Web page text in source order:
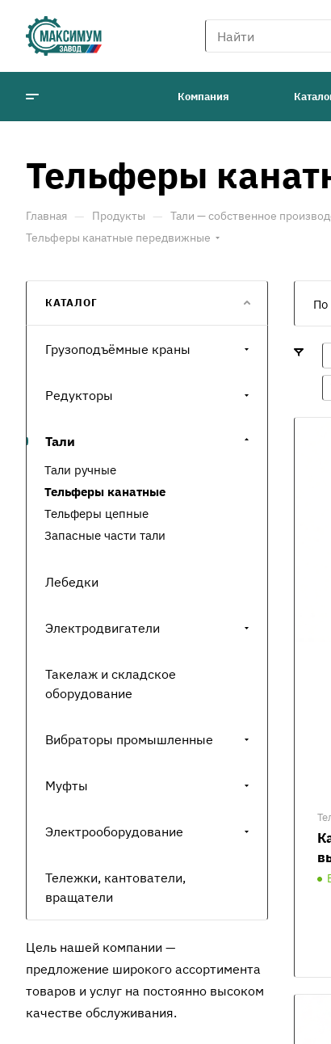
Компания
Тельферы
Главная — Продукты — Тали — собственное
Тельферы канатные передвижные
По
КАТАЛОГ
Грузоподъёмные краны
Редукторы
Тали
Тали ручные
Тельферы канатные
Тельферы цепные
Запасные части тали
Лебедки
Электродвигатели
Такелаж и складское
оборудование
Вибраторы промышленные
Муфты
Электрооборудование
Тележки, кантователи,
вращатели
Цель нашей компании —
предложение широкого ассортимента
товаров и услуг на постоянно высоком
качестве обслуживания.